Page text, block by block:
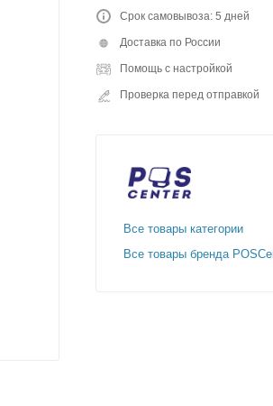
Срок самовывоза: 5 дней
Доставка по России
Помощь с настройкой
Проверка перед отправкой
Все товары категории
Все товары бренда